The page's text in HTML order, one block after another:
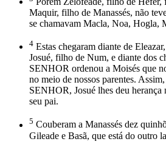
Maquir, filho de Manassés, não
se chamavam Macla, Noa, Hogla,
4 Estas chegaram diante de
Josué, filho de Num, e diante dos
SENHOR ordenou a Moisés que
no meio de nossos parentes.
SENHOR, Josué lhes deu herança
seu pai.
5 Couberam a Manassés dez
Gileade e Basã, que está do outro